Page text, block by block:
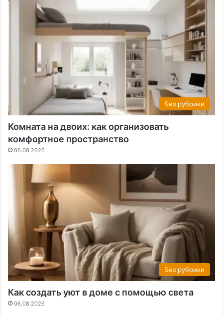
Без рубрики
Комната на двоих: как организовать
комфортное пространство
06.08.2026
Без рубрики
Как создать уют в доме с помощью света
06.08.2026